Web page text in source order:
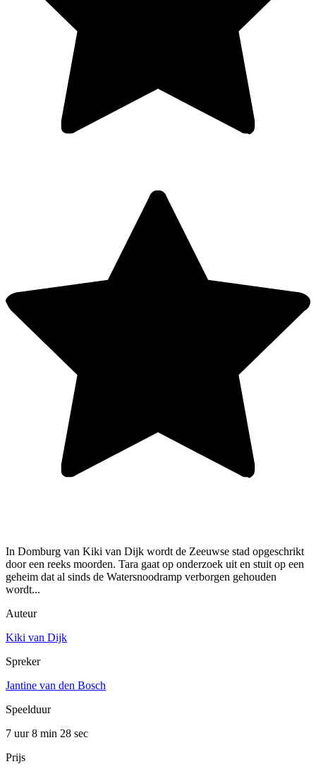
In Domburg van Kiki van Dijk wordt de Zeeuwse stad opgeschrikt
door een reeks moorden. Tara gaat op onderzoek uit en stuit op een
geheim dat al sinds de Watersnoodramp verborgen gehouden
wordt...
Auteur
Kiki van Dijk
Spreker
Jantine van den Bosch
Speelduur
7 uur 8 min 28 sec
Prijs